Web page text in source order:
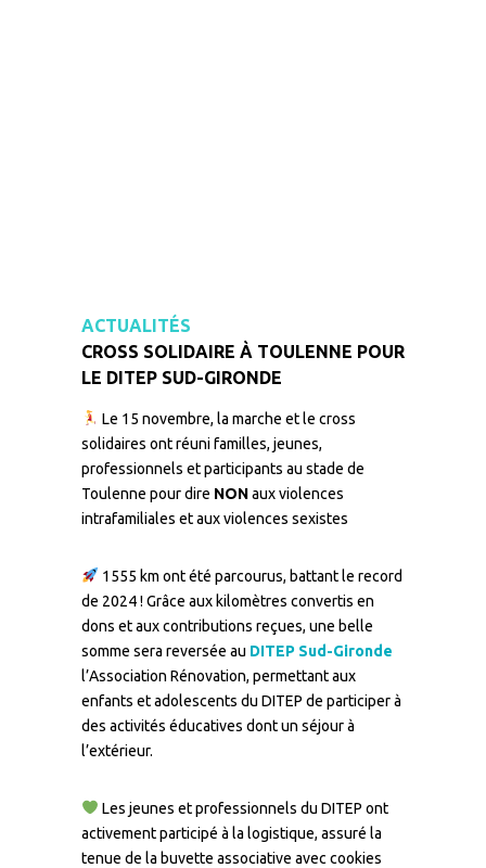
ACTUALITÉS
CROSS SOLIDAIRE À TOULENNE POUR
LE DITEP SUD-GIRONDE
Le 15 novembre, la marche et le cross
solidaires ont réuni familles, jeunes,
professionnels et participants au stade de
Toulenne pour dire NONaux violences
intrafamiliales et aux violences sexistes
1555 km ont été parcourus, battant le record
de 2024 ! Grâce aux kilomètres convertis en
dons et aux contributions reçues, une belle
somme sera reversée au DITEP Sud-Gironde
l’Association Rénovation, permettant aux
enfants et adolescents du DITEP de participer à
des activités éducatives dont un séjour à
l’extérieur.
Les jeunes et professionnels du DITEP ont
activement participé à la logistique, assuré la
tenue de la buvette associative avec cookies